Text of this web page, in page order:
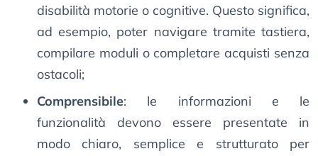
disabilità motorie o cognitive. Questo significa,
ad esempio, poter navigare tramite tastiera,
compilare moduli o completare acquisti senza
ostacoli;
Comprensibile: le informazioni e le
funzionalità devono essere presentate in
modo chiaro, semplice e strutturato per